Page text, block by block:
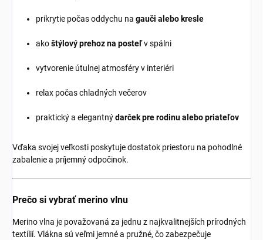
prikrytie počas oddychu na gauči alebo kresle
akoštýlový prehoz na posteľv spálni
vytvorenie útulnej atmosféry v interiéri
relax počas chladných večerov
praktický a elegantnýdarček pre rodinu alebo priateľov
Vďaka svojej veľkosti poskytuje dostatok priestoru na pohodlné
zabalenie a príjemný odpočinok.
Prečo si vybrať merino vlnu
Merino vlna je považovaná za jednu z najkvalitnejších prírodných
textílií. Vlákna sú veľmi jemné a pružné, čo zabezpečuje